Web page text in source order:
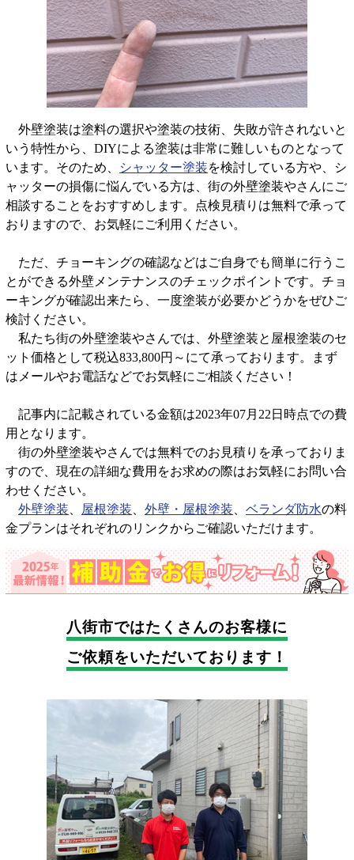
外壁塗装は塗料の選択や塗装の技術、失敗が許されないと
いう特性から、DIYによる塗装は非常に難しいものとなって
います。そのため、
シャッター塗装を検討している方や、シ
ャッターの損傷に悩んでいる方は、街の外壁塗装やさんにご
相談することをおすすめします。点検見積りは無料で承って
おりますので、お気軽にご利用ください。
ただ、チョーキングの確認などはご自身でも簡単に行うこ
とができる外壁メンテナンスのチェックポイントです。チョ
ーキングが確認出来たら、一度塗装が必要かどうかをぜひご
検討ください。
私たち街の外壁塗装やさんでは、外壁塗装と屋根塗装のセ
ット価格として税込833,800円～にて承っております。まず
はメールやお電話などでお気軽にご相談ください！
記事内に記載されている金額は2023年07月22日時点での費
用となります。
街の外壁塗装やさんでは無料でのお見積りを承っておりま
すので、現在の詳細な費用をお求めの際はお気軽にお問い合
わせください。
外壁塗装
屋根塗装 外壁・屋根塗装 ベランダ防水の料
金プランはそれぞれのリンクからご確認いただけます。
八街市ではたくさんのお客様に
ご依頼をいただいております！